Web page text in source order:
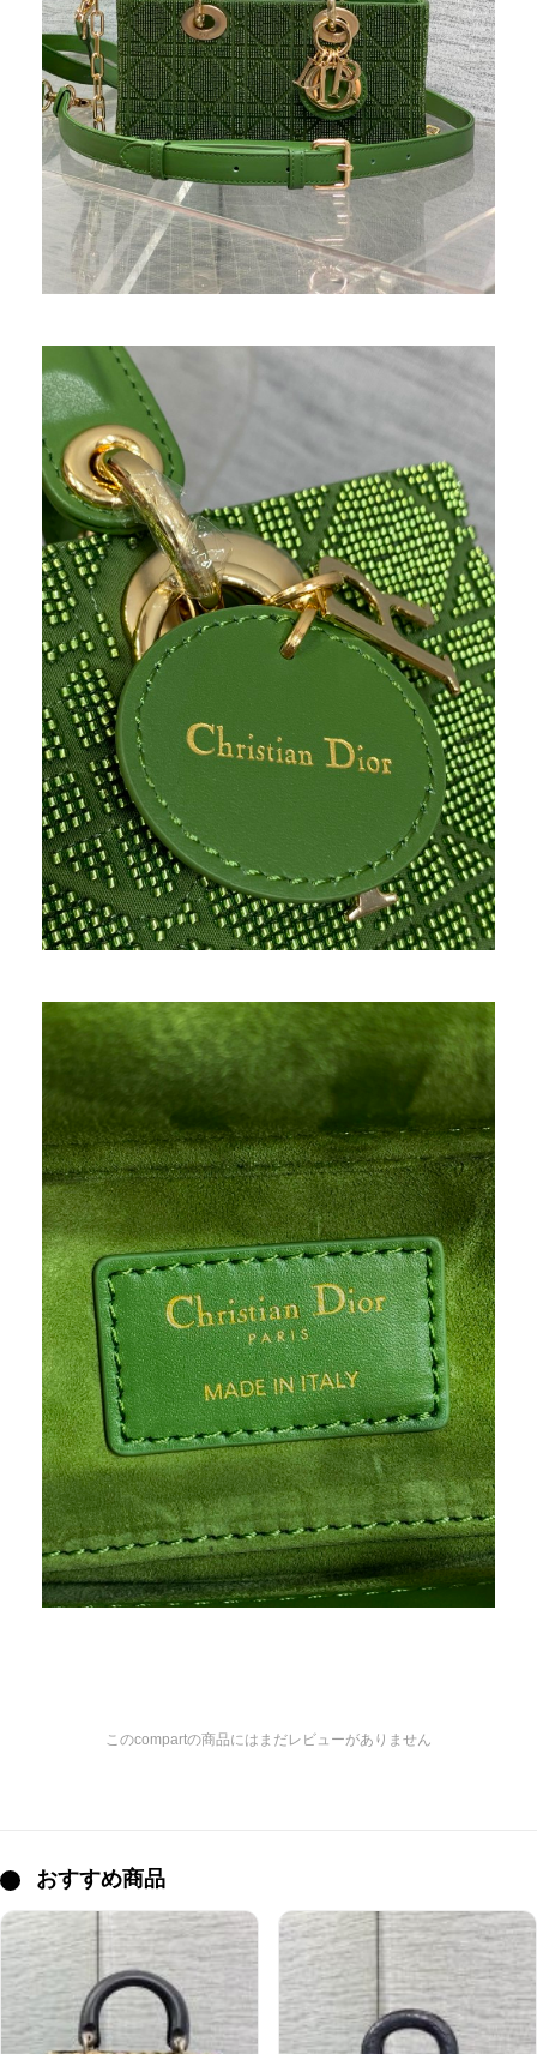
このcompartの商品にはまだレビューがありません
おすすめ商品